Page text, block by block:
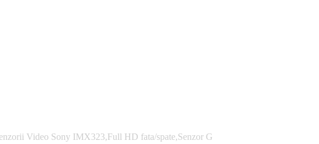
Video Sony IMX323,Full HD fata/spate,Senzor G